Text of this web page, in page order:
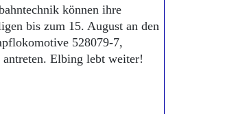
Ostpreußen
Pommern
Berlin-Brandenburg
Schlesien
Danzig und Westpreußen
können ihre
bis zum 15. August an den
528079-7,
Elbing lebt weiter!